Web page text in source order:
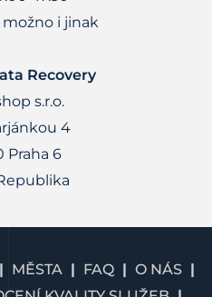
i jinak
Recovery
s.r.o.
4
Praha 6
MĚSTA FAQ
O NÁS